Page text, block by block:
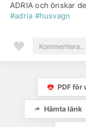
ADRIA och önskar
#adria #husvagn
PDF
Hämta länk